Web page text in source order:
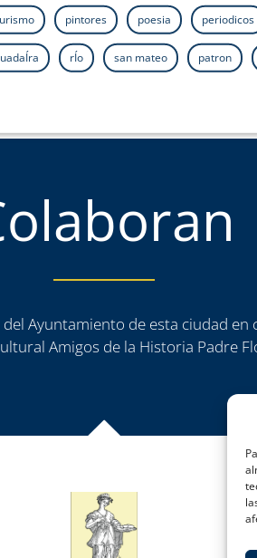
pintores poesia periodicos
rÍo san mateo patron
Ayuntamiento de esta ciudad
Amigos de la Historia Padre